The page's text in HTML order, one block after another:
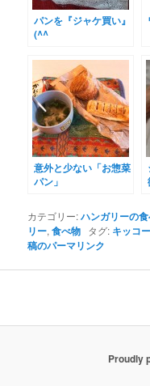
パンを『ジャケ買い』
(^^ゞ
意外と少ない「お惣菜
パン」
カテゴリー:ハンガリーの
リー,食べ物 タグ: キッコ
稿のパーマリンク
Proudly